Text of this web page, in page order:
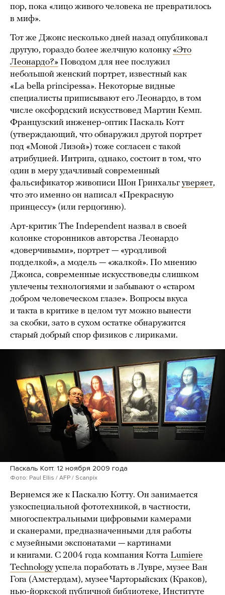
пор, пока «лицо живого человека не превратилось
в миф».
Тот же Джонс несколько дней назад опубликовал
другую, гораздо более желчную колонку «Это
Леонардо?» Поводом для нее послужил
небольшой женский портрет, известный как
«La bella principessa». Некоторые видные
специалисты приписывают его Леонардо, в том
числе оксфордский искусствовед Мартин Кемп.
Французский инженер-оптик Паскаль Котт
(утверждающий, что обнаружил другой портрет
под «Моной Лизой») тоже согласен с такой
атрибуцией. Интрига, однако, состоит в том, что
один в меру удачливый современный
фальсификатор живописи Шон Гринхальгуверяет,
что это именно он написал «Прекрасную
принцессу» (или герцогиню).
Арт-критик The Independent назвал в своей
колонке сторонников авторства Леонардо
«доверчивыми», портрет — «уродливой
подделкой», а модель — «жалкой». По мнению
Джонса, современные искусствоведы слишком
увлечены технологиями и забывают о «старом
добром человеческом глазе». Вопросы вкуса
и такта в критике в целом тут можно вынести
за скобки, зато в сухом остатке обнаружится
старый добрый спор физиков с лириками.
Паскаль Котт. 12 ноября 2009 года
Фото: Paul Ellis / AFP / Scanpix
Вернемся же к Паскалю Котту. Он занимается
узкоспециальной фототехникой, в частности,
многоспектральными цифровыми камерами
и сканерами, предназначенными для работы
с музейными экспонатами — картинами
и книгами. С 2004 года компания Котта Lumiere
Technologyуспела поработать в Лувре, музее Ван
Гога (Амстердам), музее Чарторыйских (Краков),
нью-йоркской публичной библиотеке, Институте